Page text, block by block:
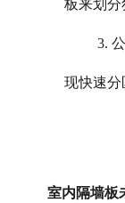
板来划分
3.
现快速分
室内隔墙板